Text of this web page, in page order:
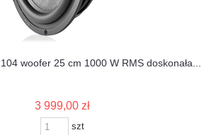
woofer 25 cm 1000 W RMS doskonała...
3 999,00 zł
szt